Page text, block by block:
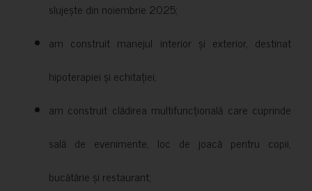
slujește din noiembrie 2025;
am construit manejul interior și exterior, destinat
hipoterapiei și echitației;
am construit clădirea multifuncțională care cuprinde
sală de evenimente, loc de joacă pentru copii,
bucătărie și restaurant;